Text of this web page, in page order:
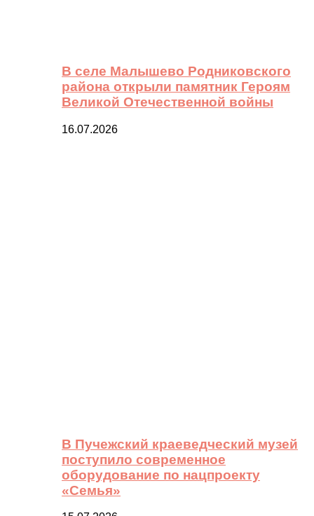
В селе Малышево Родниковского
района открыли памятник Героям
Великой Отечественной войны
16.07.2026
В Пучежский краеведческий музей
поступило современное
оборудование по нацпроекту
«Семья»